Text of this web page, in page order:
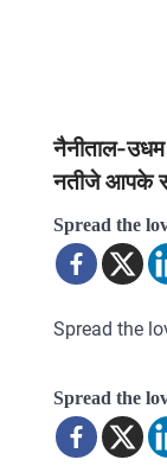
नैनीताल-
नतीजे आपके
Spread the
Spread the
Spread the